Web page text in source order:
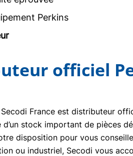
Perkins
officiel
France est distributeur
stock important de pièces
disposition pour vous
ou industriel, Secodi vous